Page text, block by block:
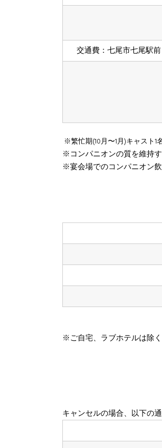
交通費：七尾市七尾駅
※繁忙期(10月〜1月)キャスト1
※コンパニオンの質を維持
※宴会場でのコンパニオン
※ご自宅、ラブホテルは除
キャンセルの場合、以下の